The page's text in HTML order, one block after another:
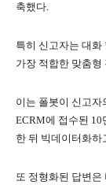
축했다.
특히 신고자는 대화
가장 적합한 맞춤
이는 폴봇이 신고자
ECRM에 접수된 10
한 뒤 빅데이터화
또 정형화된 답변은